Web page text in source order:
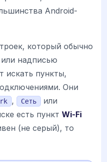
Android-
который обычно
надписью
искать пункты,
Они
, Сеть или
есть пункт Wi-Fi
(не серый), то